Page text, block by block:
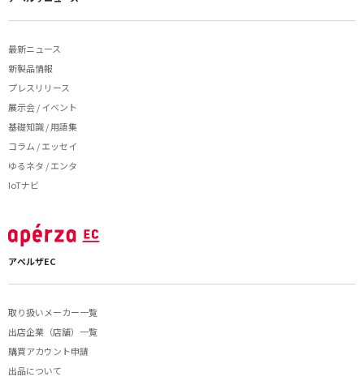
最新ニュース
新製品情報
プレスリリース
展示会 / イベント
基礎知識 / 用語集
コラム / エッセイ
ゆるネタ / エンタ
IoTナビ
アペルザEC
取り扱いメーカー一覧
出店企業（店舗）一覧
購買アカウント申請
出品について